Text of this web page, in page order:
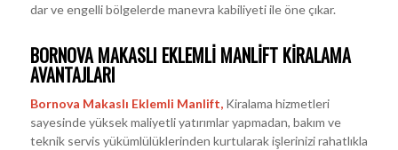
dar ve engelli bölgelerde manevra kabiliyeti ile öne çıkar.
BORNOVA MAKASLI EKLEMLI MANLIFT KIRALAMA
AVANTAJLARI
Bornova Makaslı Eklemli Manlift, Kiralama hizmetleri
sayesinde yüksek maliyetli yatırımlar yapmadan, bakım ve
teknik servis yükümlülüklerinden kurtularak işlerinizi rahatlıkla